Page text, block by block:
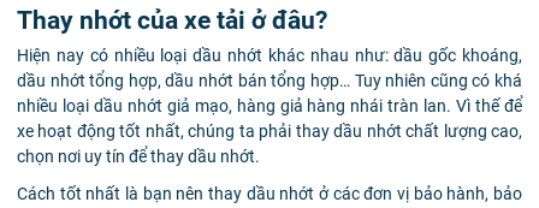
Thay nhớt của xe tải ở đâu?
Hiện nay có nhiều loại dầu nhớt khác nhau như: dầu gốc khoáng,
dầu nhớt tổng hợp, dầu nhớt bán tổng hợp… Tuy nhiên cũng có khá
nhiều loại dầu nhớt giả mạo, hàng giả hàng nhái tràn lan. Vì thế để
xe hoạt động tốt nhất, chúng ta phải thay dầu nhớt chất lượng cao,
chọn nơi uy tín để thay dầu nhớt.
Cách tốt nhất là bạn nên thay dầu nhớt ở các đơn vị bảo hành, bảo